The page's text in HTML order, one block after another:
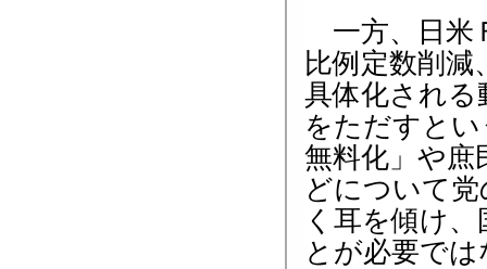
一方、日米
比例定数削
具体化される
をただすと
無料化」や庶
どについて
く耳を傾け
とが必要で